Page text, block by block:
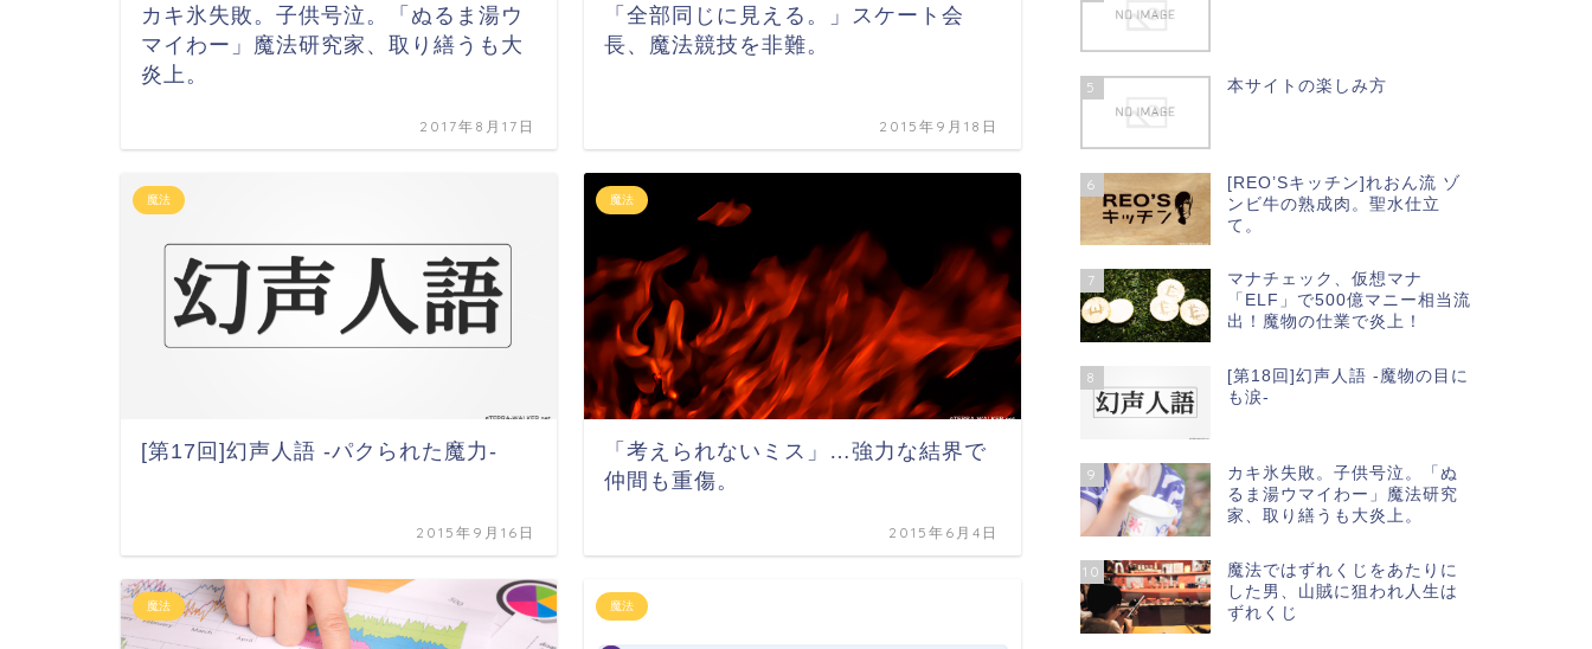
カキ氷失敗。子供号泣。「ぬるま湯ウ
マイわー」魔法研究家、取り繕うも大
炎上。
2017年8月17日
「全部同じに見える。」スケート会
長、魔法競技を非難。
2015年9月18日
魔法
[第17回]幻声人語 -パクられた魔力-
2015年9月16日
魔法
「考えられないミス」…強力な結界で
仲間も重傷。
2015年6月4日
魔法 魔法
5 本サイトの楽しみ方
6
[REO’Sキッチン]れおん流 ゾ
ンビ牛の熟成肉。聖水仕立
て。
7
マナチェック、仮想マナ
「ELF」で500億マニー相当流
出！魔物の仕業で炎上！
8
[第18回]幻声人語 -魔物の目に
も涙-
9
カキ氷失敗。子供号泣。「ぬ
るま湯ウマイわー」魔法研究
家、取り繕うも大炎上。
10
魔法ではずれくじをあたりに
した男、山賊に狙われ人生は
ずれくじ